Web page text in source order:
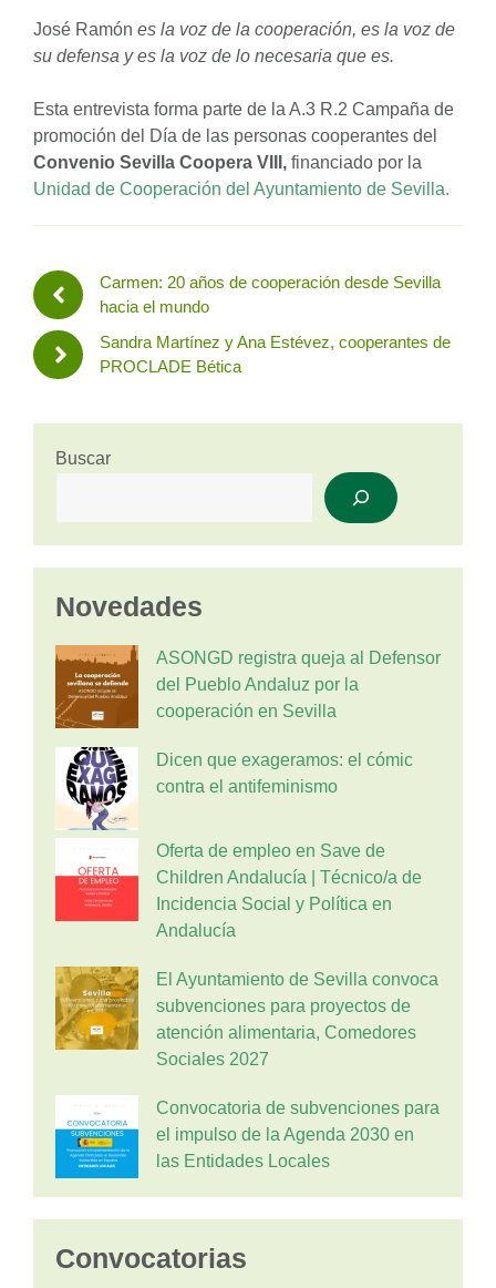
José Ramón es la voz de la cooperación, es la voz de
su defensa y es la voz de lo necesaria que es.
Esta entrevista forma parte de la A.3 R.2 Campaña de
promoción del Día de las personas cooperantes del
Convenio Sevilla Coopera VIII, financiado por la
Unidad de Cooperación del Ayuntamiento de Sevilla.
Carmen: 20 años de cooperación desde Sevilla
hacia el mundo
Sandra Martínez y Ana Estévez, cooperantes de
PROCLADE Bética
Buscar
Novedades
ASONGD registra queja al Defensor
del Pueblo Andaluz por la
cooperación en Sevilla
Dicen que exageramos: el cómic
contra el antifeminismo
Oferta de empleo en Save de
Children Andalucía | Técnico/a de
Incidencia Social y Política en
Andalucía
El Ayuntamiento de Sevilla convoca
subvenciones para proyectos de
atención alimentaria, Comedores
Sociales 2027
Convocatoria de subvenciones para
el impulso de la Agenda 2030 en
las Entidades Locales
Convocatorias